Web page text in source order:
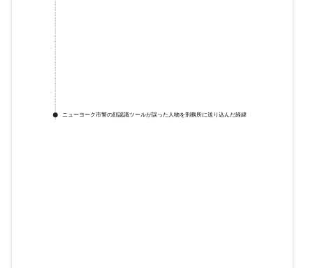
ニューヨーク市警の顔認識ツールが誤った人物を刑務所に送り込んだ経緯